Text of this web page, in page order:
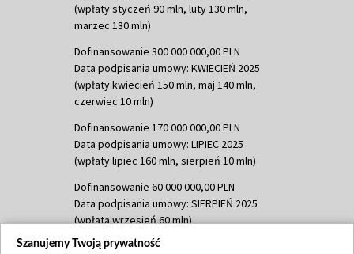
(wpłaty styczeń 90 mln, luty 130 mln,
marzec 130 mln)
Dofinansowanie 300 000 000,00 PLN
Data podpisania umowy: KWIECIEŃ 2025
(wpłaty kwiecień 150 mln, maj 140 mln,
czerwiec 10 mln)
Dofinansowanie 170 000 000,00 PLN
Data podpisania umowy: LIPIEC 2025
(wpłaty lipiec 160 mln, sierpień 10 mln)
Dofinansowanie 60 000 000,00 PLN
Data podpisania umowy: SIERPIEŃ 2025
(wpłata wrzesień 60 mln)
Dofinansowanie 635 783 051,21 PLN
Szanujemy Twoją prywatność